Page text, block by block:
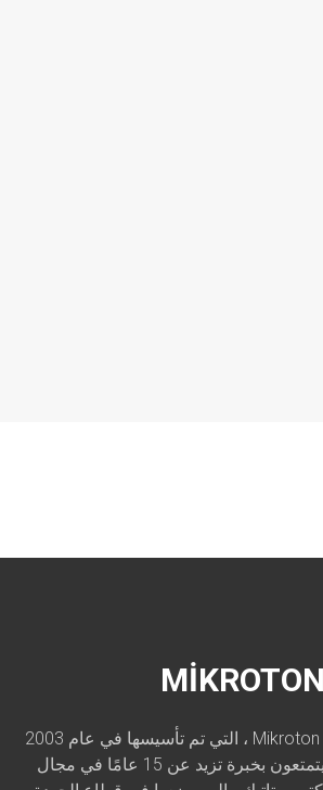
MİKROTON
تهدف شركة Mikroton Kimya ، التي تم تأسيسها في عام 2003
من قبل 3 شركاء يتمتعون بخبرة تزيد عن 15 عامًا في مجال